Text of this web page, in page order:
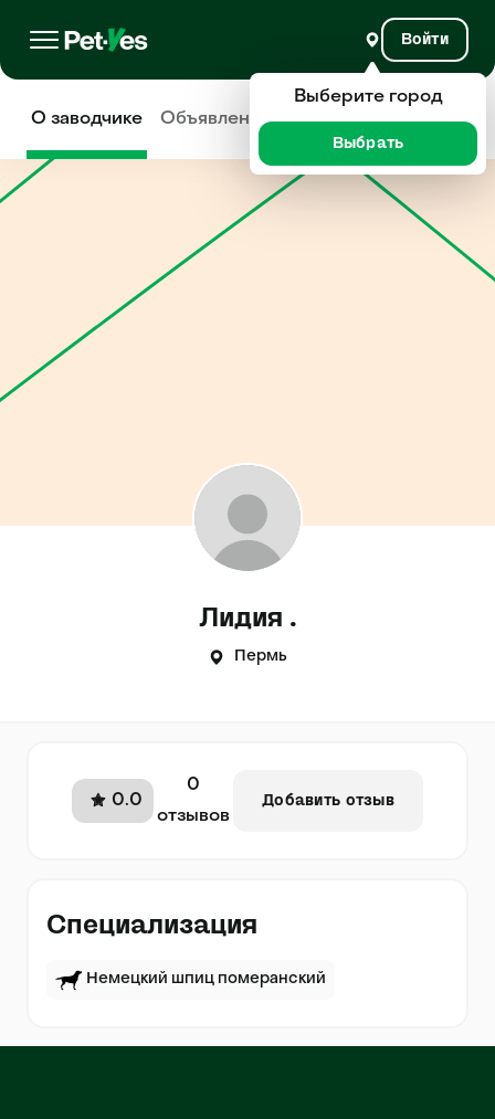
Войти
О заводчике Объявления Отзывы
Лидия .
Пермь
0.0
0
отзывов
Добавить отзыв
Специализация
Немецкий шпиц померанский
Выберите город
Выбрать